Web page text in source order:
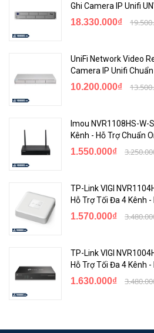
Ghi Camera IP Unifi
18.330.000₫
UniFi Network Video
Camera IP Unifi
10.200.000₫
Imou NVR1108HS-W-
Kênh - Hỗ Trợ Chuẩn
1.550.000₫
TP-Link VIGI
Hỗ Trợ Tối Đa 4 Kênh
1.570.000₫
TP-Link VIGI
Hỗ Trợ Tối Đa 4 Kênh
1.630.000₫